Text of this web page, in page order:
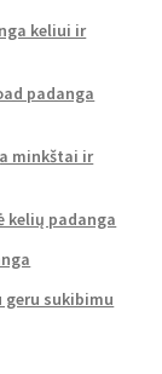
keliui ir
padanga
minkštai ir
kelių padanga
geru sukibimu